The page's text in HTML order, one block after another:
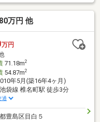
み合うことがありませ
り■板橋第五小学校まで徒
辺は閑静な住宅街で、前
周辺にスーパーなど買い
室内リフォーム完成予定
換・キッチン、トイレ、
万円 他
万円
71.18m2
54.87m2
年5月(築16年4ヶ月)
袋線 椎名町駅 徒歩3分
通
豊島区目白５